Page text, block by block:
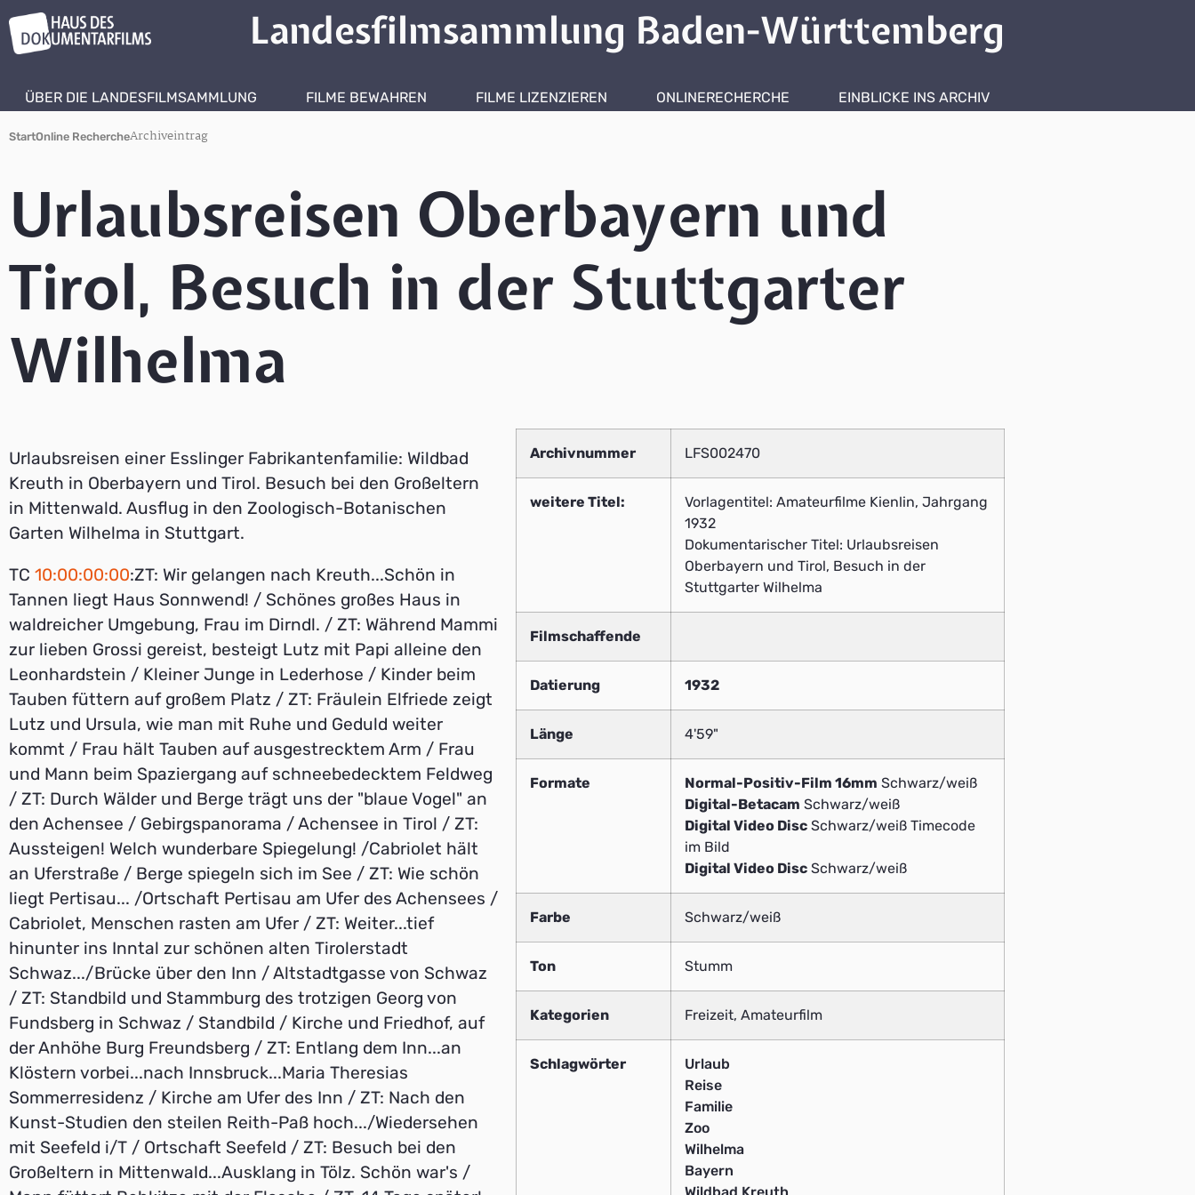
Landesfilmsammlung Baden-Württemberg
ÜBER DIE LANDESFILMSAMMLUNG FILME BEWAHREN FILME LIZENZIEREN ONLINERECHERCHE EINBLICKE INS ARCHIV
StartOnline RechercheArchiveintrag
Urlaubsreisen Oberbayern und
Tirol, Besuch in der Stuttgarter
Wilhelma
Urlaubsreisen einer Esslinger Fabrikantenfamilie: Wildbad
Kreuth in Oberbayern und Tirol. Besuch bei den Großeltern
in Mittenwald. Ausflug in den Zoologisch-Botanischen
Garten Wilhelma in Stuttgart.
TC 10:00:00:00:ZT: Wir gelangen nach Kreuth...Schön in
Tannen liegt Haus Sonnwend! / Schönes großes Haus in
waldreicher Umgebung, Frau im Dirndl. / ZT: Während Mammi
zur lieben Grossi gereist, besteigt Lutz mit Papi alleine den
Leonhardstein / Kleiner Junge in Lederhose / Kinder beim
Tauben füttern auf großem Platz / ZT: Fräulein Elfriede zeigt
Lutz und Ursula, wie man mit Ruhe und Geduld weiter
kommt / Frau hält Tauben auf ausgestrecktem Arm / Frau
und Mann beim Spaziergang auf schneebedecktem Feldweg
/ ZT: Durch Wälder und Berge trägt uns der "blaue Vogel" an
den Achensee / Gebirgspanorama / Achensee in Tirol / ZT:
Aussteigen! Welch wunderbare Spiegelung! /Cabriolet hält
an Uferstraße / Berge spiegeln sich im See / ZT: Wie schön
liegt Pertisau... /Ortschaft Pertisau am Ufer des Achensees /
Cabriolet, Menschen rasten am Ufer / ZT: Weiter...tief
hinunter ins Inntal zur schönen alten Tirolerstadt
Schwaz.../Brücke über den Inn / Altstadtgasse von Schwaz
/ ZT: Standbild und Stammburg des trotzigen Georg von
Fundsberg in Schwaz / Standbild / Kirche und Friedhof, auf
der Anhöhe Burg Freundsberg / ZT: Entlang dem Inn...an
Klöstern vorbei...nach Innsbruck...Maria Theresias
Sommerresidenz / Kirche am Ufer des Inn / ZT: Nach den
Kunst-Studien den steilen Reith-Paß hoch.../Wiedersehen
mit Seefeld i/T / Ortschaft Seefeld / ZT: Besuch bei den
Großeltern in Mittenwald...Ausklang in Tölz. Schön war's /
Archivnummer LFS002470
weitere Titel:
Vorlagentitel: Amateurfilme Kienlin, Jahrgang
1932
Dokumentarischer Titel: Urlaubsreisen
Oberbayern und Tirol, Besuch in der
Stuttgarter Wilhelma
Filmschaffende
Datierung 1932
Länge 4'59"
Formate Normal-Positiv-Film 16mm Schwarz/weiß
Digital-Betacam Schwarz/weiß
Digital Video Disc Schwarz/weiß Timecode
im Bild
Digital Video Disc Schwarz/weiß
Farbe Schwarz/weiß
Ton Stumm
Kategorien Freizeit, Amateurfilm
Schlagwörter
Urlaub
Reise
Familie
Zoo
Wilhelma
Bayern